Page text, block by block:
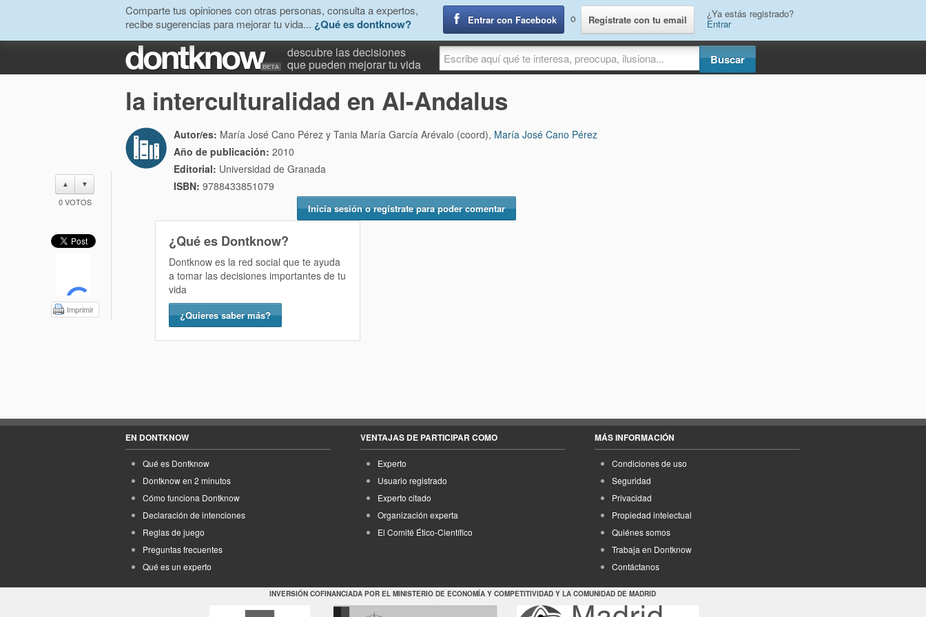
Comparte tus opiniones con otras personas, consulta a expertos,
recibe sugerencias para mejorar tu vida... ¿Qué es dontknow? Entrar con Facebook o Regístrate con tu email ¿Ya estás registrado?
Entrar
descubre las decisiones
que pueden mejorar tu vida
la interculturalidad en Al-Andalus
▲ ▼
0VOTOS
Imprimir
Autor/es: María José Cano Pérez y Tania María García Arévalo (coord), María José Cano Pérez
Año de publicación: 2010
Editorial: Universidad de Granada
ISBN: 9788433851079
Inicia sesión o regístrate para poder comentar
¿Qué es Dontknow?
Dontknow es la red social que te ayuda
a tomar las decisiones importantes de tu
vida
¿Quieres saber más?
EN DONTKNOW
Qué es Dontknow
Dontknow en 2 minutos
Cómo funciona Dontknow
Declaración de intenciones
Reglas de juego
Preguntas frecuentes
Qué es un experto
VENTAJAS DE PARTICIPAR COMO
Experto
Usuario registrado
Experto citado
Organización experta
El Comité Ético-Científico
MÁS INFORMACIÓN
Condiciones de uso
Seguridad
Privacidad
Propiedad intelectual
Quiénes somos
Trabaja en Dontknow
Contáctanos
INVERSIÓN COFINANCIADA POR EL MINISTERIO DE ECONOMÍA Y COMPETITIVIDAD Y LA COMUNIDAD DE MADRID